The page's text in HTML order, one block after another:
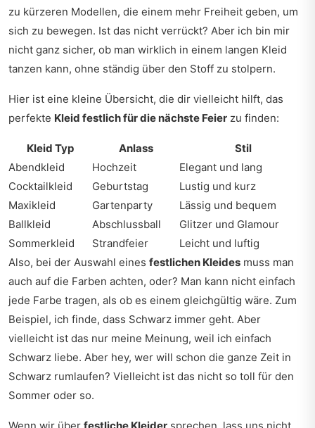
zu kürzeren Modellen, die einem mehr Freiheit geben, um
sich zu bewegen. Ist das nicht verrückt? Aber ich bin mir
nicht ganz sicher, ob man wirklich in einem langen Kleid
tanzen kann, ohne ständig über den Stoff zu stolpern.
Hier ist eine kleine Übersicht, die dir vielleicht hilft, das
perfekte Kleid festlich für die nächste Feier zu finden:
Kleid Typ Anlass
Stil
Abendkleid
Hochzeit
Elegant und lang
Cocktailkleid
Geburtstag
Lustig und kurz
Maxikleid
Gartenparty
Lässig und bequem
Ballkleid
Abschlussball
Glitzer und Glamour
Sommerkleid
Strandfeier
Leicht und luftig
Also, bei der Auswahl eines festlichen Kleides muss man
auch auf die Farben achten, oder? Man kann nicht einfach
jede Farbe tragen, als ob es einem gleichgültig wäre. Zum
Beispiel, ich finde, dass Schwarz immer geht. Aber
vielleicht ist das nur meine Meinung, weil ich einfach
Schwarz liebe. Aber hey, wer will schon die ganze Zeit in
Schwarz rumlaufen? Vielleicht ist das nicht so toll für den
Sommer oder so.